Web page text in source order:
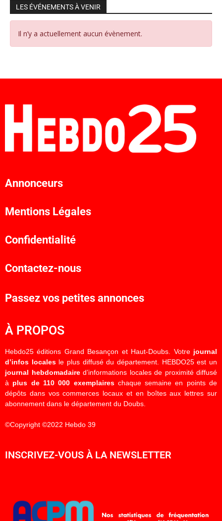
LES ÉVÉNEMENTS À VENIR
Il n’y a actuellement aucun évènement.
Annonceurs
Mentions Légales
Confidentialité
Contactez-nous
Passez vos petites annonces
À PROPOS
Hebdo25 éditions Grand Besançon et Haut-Doubs. Votre journal
d’infos localesle plus diffusé du département. HEBDO25 est un
journal hebdomadaired’informations locales de proximité diffusé
à plus de 110 000 exemplaireschaque semaine en points de
dépôts dans vos commerces locaux et en boîtes aux lettres sur
abonnement dans le département du Doubs.
©Copyright ©2022 Hebdo 39
INSCRIVEZ-VOUS À LA NEWSLETTER